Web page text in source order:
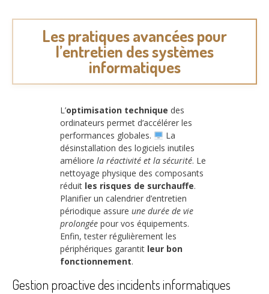
Les pratiques avancées pour
l’entretien des systèmes
informatiques
L’optimisation technique des
ordinateurs permet d’accélérer les
performances globales.
La
désinstallation des logiciels inutiles
améliore la réactivité et la sécurité. Le
nettoyage physique des composants
réduit les risques de surchauffe.
Planifier un calendrier d’entretien
périodique assure une durée de vie
prolongée pour vos équipements.
Enfin, tester régulièrement les
périphériques garantit leur bon
fonctionnement.
Gestion proactive des incidents informatiques